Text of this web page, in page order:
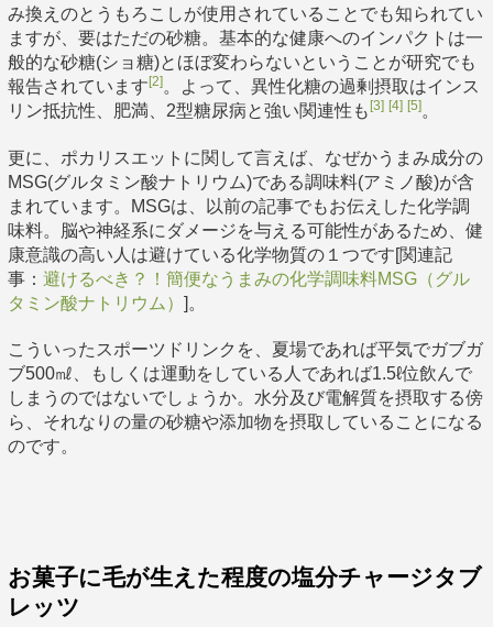
み換えのとうもろこしが使用されていることでも知られてい
ますが、要はただの砂糖。基本的な健康へのインパクトは一
般的な砂糖(ショ糖)とほぼ変わらないということが研究でも
報告されています[2]。よって、異性化糖の過剰摂取はインス
リン抵抗性、肥満、2型糖尿病と強い関連性も[3] [4] [5]。
更に、ポカリスエットに関して言えば、なぜかうまみ成分の
MSG(グルタミン酸ナトリウム)である調味料(アミノ酸)が含
まれています。MSGは、以前の記事でもお伝えした化学調
味料。脳や神経系にダメージを与える可能性があるため、健
康意識の高い人は避けている化学物質の１つです[関連記
事： 避けるべき？！簡便なうまみの化学調味料MSG（グル
タミン酸ナトリウム） ]。
こういったスポーツドリンクを、夏場であれば平気でガブガ
ブ500㎖、もしくは運動をしている人であれば1.5ℓ位飲んで
しまうのではないでしょうか。水分及び電解質を摂取する傍
ら、それなりの量の砂糖や添加物を摂取していることになる
のです。
お菓子に毛が生えた程度の塩分チャージタブ
レッツ